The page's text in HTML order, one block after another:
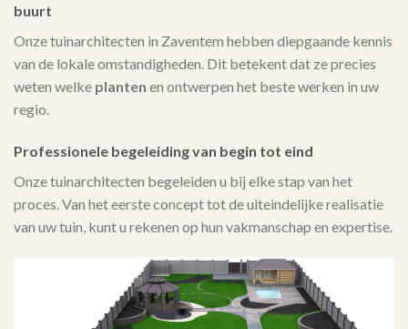
buurt
Onze tuinarchitecten in Zaventem hebben diepgaande kennis
van de lokale omstandigheden. Dit betekent dat ze precies
weten welke planten en ontwerpen het beste werken in uw
regio.
Professionele begeleiding van begin tot eind
Onze tuinarchitecten begeleiden u bij elke stap van het
proces. Van het eerste concept tot de uiteindelijke realisatie
van uw tuin, kunt u rekenen op hun vakmanschap en expertise.